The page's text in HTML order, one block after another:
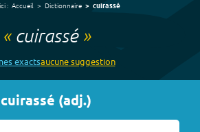
: Accueil Dictionnaire cuirassé
« cuirassé»
sexactsaucunesuggestion
cuirassé (adj.)